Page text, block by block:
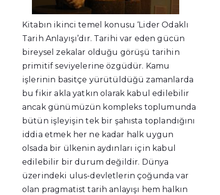
Kitabın ikinci temel konusu ‘Lider Odaklı
Tarih Anlayışı’dır. Tarihi var eden gücün
bireysel zekalar olduğu görüşü tarihin
primitif seviyelerine özgüdür. Kamu
işlerinin basitçe yürütüldüğü zamanlarda
bu fikir akla yatkın olarak kabul edilebilir
ancak günümüzün kompleks toplumunda
bütün işleyişin tek bir şahısta toplandığını
iddia etmek her ne kadar halk uygun
olsada bir ülkenin aydınları için kabul
edilebilir bir durum değildir. Dünya
üzerindeki ulus-devletlerin çoğunda var
olan pragmatist tarih anlayışı hem halkın